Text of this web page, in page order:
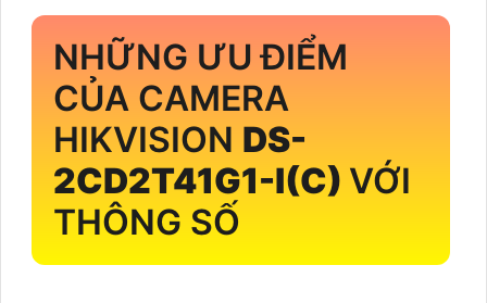
NHỮNG ƯU ĐIỂM
CỦA CAMERA
HIKVISION DS-
2CD2T41G1-I(C) VỚI
THÔNG SỐ